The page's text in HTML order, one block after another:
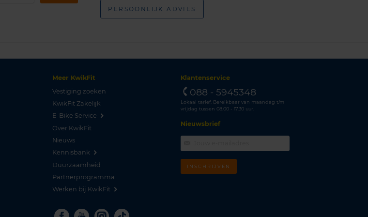
PERSOONLIJK ADVIES
Meer KwikFit
Vestiging zoeken
KwikFit Zakelijk
E-Bike Service
Over KwikFit
Nieuws
Kennisbank
Duurzaamheid
Partnerprogramma
Werken bij KwikFit
Klantenservice
088 - 5945348
Lokaal tarief. Bereikbaar van maandag t/m
vrijdag tussen 08.00 - 17.30 uur.
Nieuwsbrief
INSCHRIJVEN